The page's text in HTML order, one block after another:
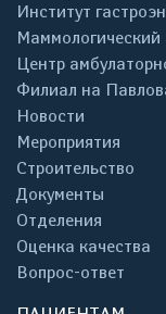
Институт
Маммологический
Центр
Филиал на
Новости
Мероприятия
Строительство
Документы
Отделения
Оценка качества
Вопрос-ответ